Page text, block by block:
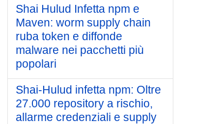
Shai Hulud Infetta npm e
Maven: worm supply chain
ruba token e diffonde
malware nei pacchetti più
popolari
Shai-Hulud infetta npm: Oltre
27.000 repository a rischio,
allarme credenziali e supply